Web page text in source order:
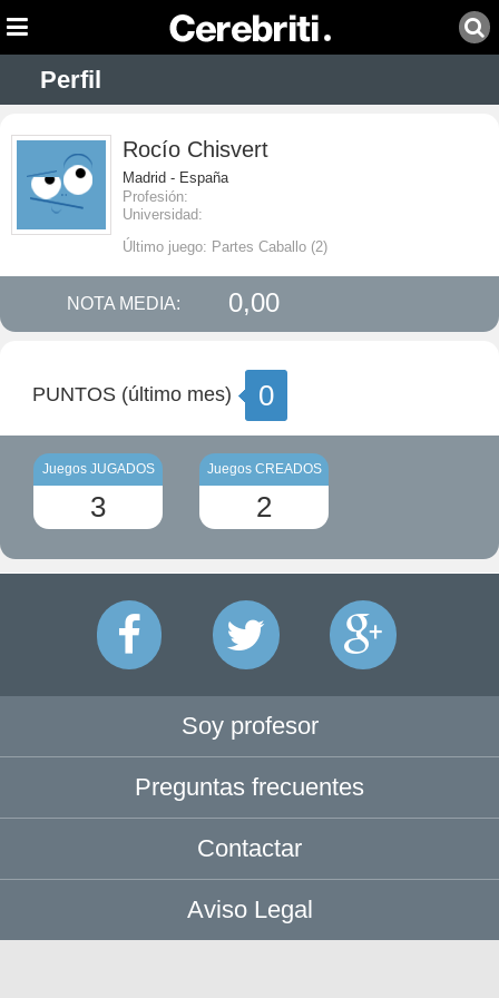
Perfil
Rocío Chisvert
Madrid - España
Profesión:
Universidad:
Último juego: Partes Caballo (2)
NOTA MEDIA: 0,00
PUNTOS (último mes) 0
Juegos JUGADOS
3
Juegos CREADOS
2
Soy profesor
Preguntas frecuentes
Contactar
Aviso Legal